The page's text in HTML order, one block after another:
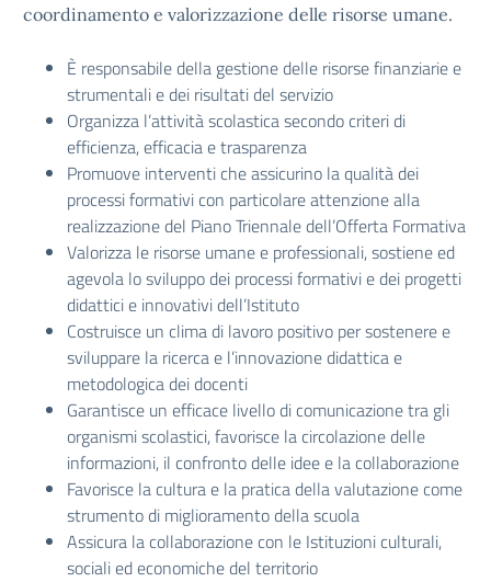
coordinamento e valorizzazione delle risorse umane.
È responsabile della gestione delle risorse finanziarie e
strumentali e dei risultati del servizio
Organizza l’attività scolastica secondo criteri di
efficienza, efficacia e trasparenza
Promuove interventi che assicurino la qualità dei
processi formativi con particolare attenzione alla
realizzazione del Piano Triennale dell’Offerta Formativa
Valorizza le risorse umane e professionali, sostiene ed
agevola lo sviluppo dei processi formativi e dei progetti
didattici e innovativi dell’Istituto
Costruisce un clima di lavoro positivo per sostenere e
sviluppare la ricerca e l’innovazione didattica e
metodologica dei docenti
Garantisce un efficace livello di comunicazione tra gli
organismi scolastici, favorisce la circolazione delle
informazioni, il confronto delle idee e la collaborazione
Favorisce la cultura e la pratica della valutazione come
strumento di miglioramento della scuola
Assicura la collaborazione con le Istituzioni culturali,
sociali ed economiche del territorio